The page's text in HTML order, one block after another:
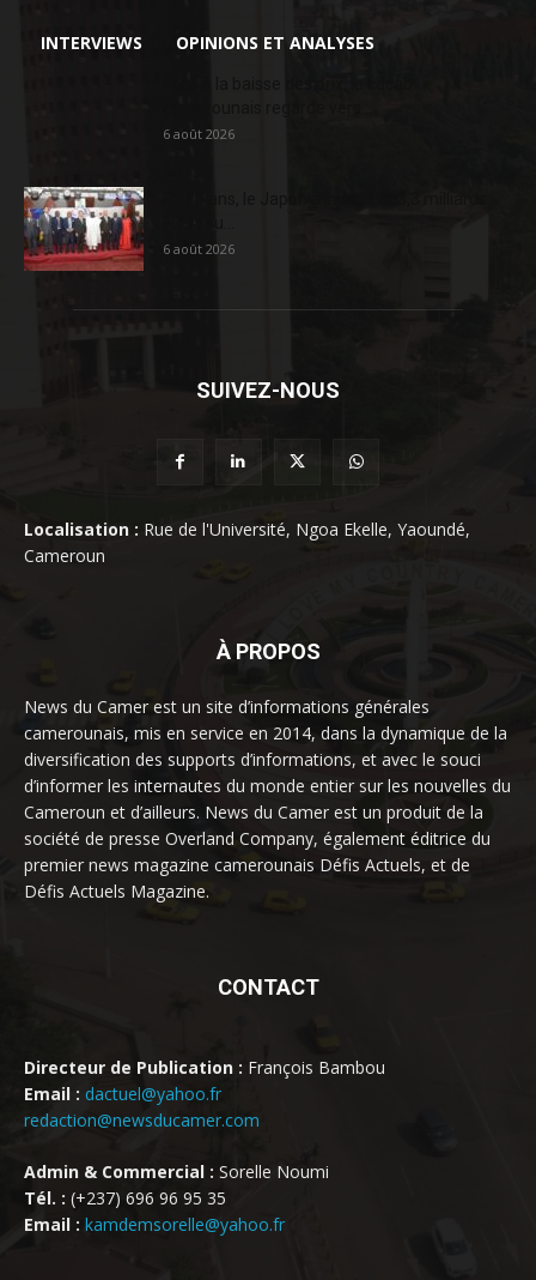
INTERVIEWS OPINIONS ET ANALYSES
6 août 2026
6 août 2026
SUIVEZ-NOUS
Localisation : Rue de l'Université, Ngoa Ekelle, Yaoundé,
Cameroun
À PROPOS
News du Camer est un site d’informations générales
camerounais, mis en service en 2014, dans la dynamique de la
diversification des supports d’informations, et avec le souci
d’informer les internautes du monde entier sur les nouvelles du
Cameroun et d’ailleurs. News du Camer est un produit de la
société de presse Overland Company, également éditrice du
premier news magazine camerounais Défis Actuels, et de
Défis Actuels Magazine.
CONTACT
Directeur de Publication : François Bambou
Email : dactuel@yahoo.fr
redaction@newsducamer.com
Admin & Commercial : Sorelle Noumi
Tél. : (+237) 696 96 95 35
Email : kamdemsorelle@yahoo.fr